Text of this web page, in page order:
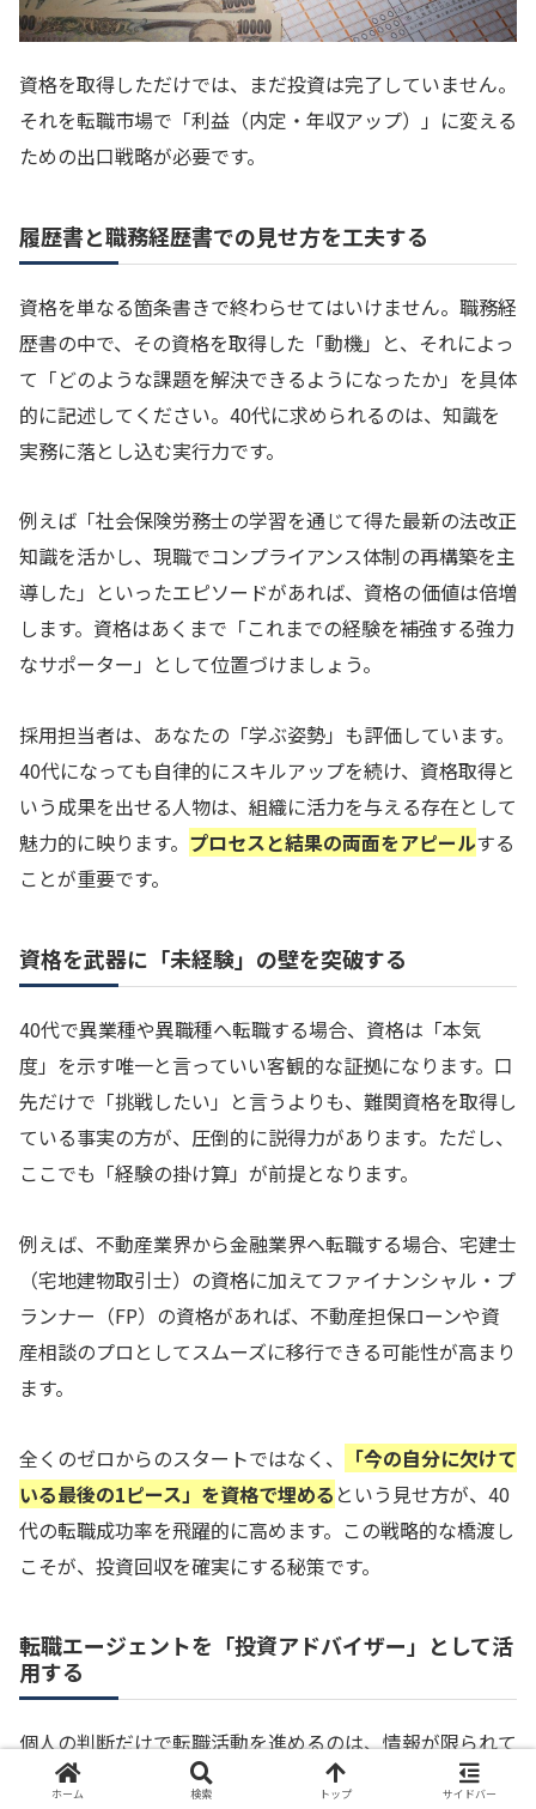
資格を取得しただけでは、まだ投資は完了していません。
それを転職市場で「利益（内定・年収アップ）」に変える
ための出口戦略が必要です。
履歴書と職務経歴書での見せ方を工夫する
資格を単なる箇条書きで終わらせてはいけません。職務経
歴書の中で、その資格を取得した「動機」と、それによっ
て「どのような課題を解決できるようになったか」を具体
的に記述してください。40代に求められるのは、知識を
実務に落とし込む実行力です。
例えば「社会保険労務士の学習を通じて得た最新の法改正
知識を活かし、現職でコンプライアンス体制の再構築を主
導した」といったエピソードがあれば、資格の価値は倍増
します。資格はあくまで「これまでの経験を補強する強力
なサポーター」として位置づけましょう。
採用担当者は、あなたの「学ぶ姿勢」も評価しています。
40代になっても自律的にスキルアップを続け、資格取得と
いう成果を出せる人物は、組織に活力を与える存在として
魅力的に映ります。 プロセスと結果の両面をアピールする
ことが重要です。
資格を武器に「未経験」の壁を突破する
40代で異業種や異職種へ転職する場合、資格は「本気
度」を示す唯一と言っていい客観的な証拠になります。口
先だけで「挑戦したい」と言うよりも、難関資格を取得し
ている事実の方が、圧倒的に説得力があります。ただし、
ここでも「経験の掛け算」が前提となります。
例えば、不動産業界から金融業界へ転職する場合、宅建士
（宅地建物取引士）の資格に加えてファイナンシャル・プ
ランナー（FP）の資格があれば、不動産担保ローンや資
産相談のプロとしてスムーズに移行できる可能性が高まり
ます。
全くのゼロからのスタートではなく、
「今の自分に欠けて
いる最後の1ピース」を資格で埋める という見せ方が、40
代の転職成功率を飛躍的に高めます。この戦略的な橋渡し
こそが、投資回収を確実にする秘策です。
転職エージェントを「投資アドバイザー」として活
用する
個人の判断だけで転職活動を進めるのは、情報が限られて
いるためリスクがあります。ミドル層に強い転職エージェ
ホーム 検索 トップ サイドバー